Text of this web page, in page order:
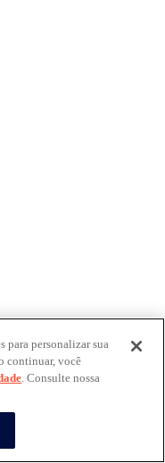
para personalizar sua
continuar, você
. Consulte nossa